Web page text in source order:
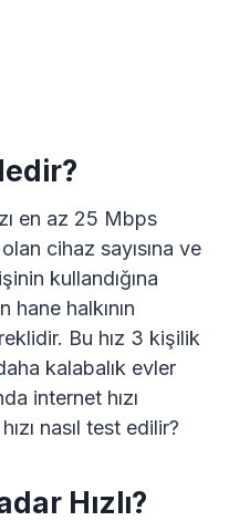
en az 25 Mbps
olan cihaz sayısına ve
kullandığına
halkının
Bu hız 3 kişilik
kalabalık evler
internet hızı
nasıl test edilir?
Hızlı?